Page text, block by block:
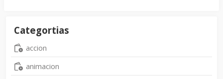
Categortias
accion
animacion